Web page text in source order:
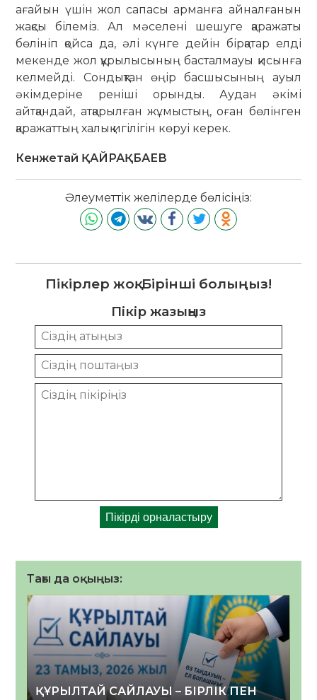
ағайын үшін жол сапасы арманға ай­налғанын
жақсы білеміз. Ал мәселені шешуге қаражаты
бөлініп қойса да, әлі күнге дейін бірқатар елді
мекенде жол құрылысының бас­талмауы қисынға
келмейді. Сондықтан өңір басшысының ауыл
әкімдеріне реніші орынды. Аудан әкімі
айтқандай, атқарылған жұмыстың, оған бөлінген
қаражаттың халық игілігін көруі керек.
Кенжетай ҚАЙРАҚБАЕВ
Әлеуметтік желілерде бөлісіңіз:
Пікірлер жоқ. Бірінші болыңыз!
Пікір жазыңыз
Тағы да оқыңыз:
ҚҰРЫЛТАЙ САЙЛАУЫ – БІРЛІК ПЕН